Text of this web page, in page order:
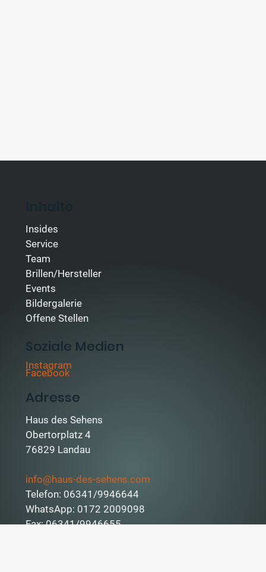
Insides
Service
Team
Brillen/Hersteller
Events
Bildergalerie
Offene Stellen
Soziale Medien
Instagram
Facebook
Adresse
Haus des Sehens
Obertorplatz 4
76829 Landau
info@haus-des-sehens.com
Telefon: 06341/9946644
WhatsApp: 0172 2009098
Fax: 06341/9946655